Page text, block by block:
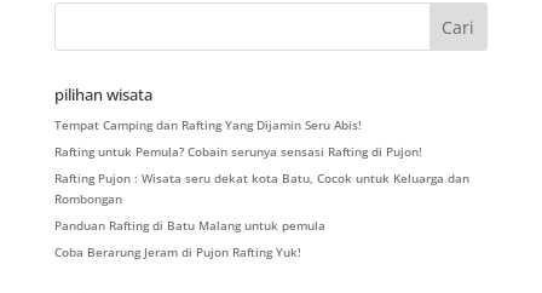
pilihan wisata
Tempat Camping dan Rafting Yang Dijamin Seru Abis!
Rafting untuk Pemula? Cobain serunya sensasi Rafting di Pujon!
Rafting Pujon : Wisata seru dekat kota Batu, Cocok untuk Keluarga dan
Rombongan
Panduan Rafting di Batu Malang untuk pemula
Coba Berarung Jeram di Pujon Rafting Yuk!